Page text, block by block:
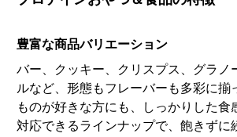
豊富な商品バリエーション
バー、クッキー、クリスプス、グラノ
ルなど、形態もフレーバーも多彩に揃
ものが好きな方にも、しっかりした食
対応できるラインナップで、飽きずに